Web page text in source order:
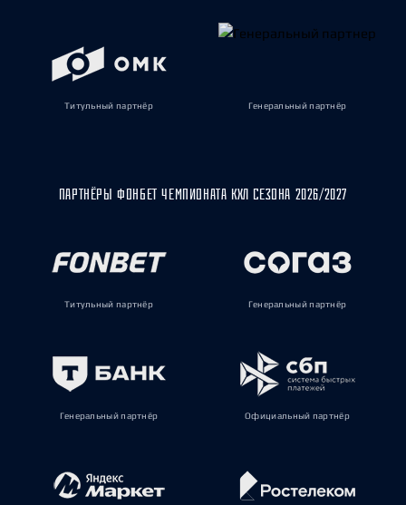
Титульный партнёр Генеральный партнёр
ПАРТНЁРЫ ФОНБЕТ ЧЕМПИОНАТА КХЛ СЕЗОНА 2026/2027
Титульный партнёр Генеральный партнёр
Генеральный партнёр Официальный партнёр